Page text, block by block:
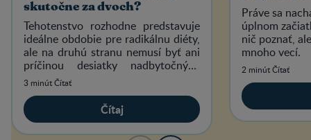
skutočne za dvoch?
Tehotenstvo rozhodne predstavuje
ideálne obdobie pre radikálnu diéty,
ale na druhú stranu nemusí byť ani
príčinou desiatky nadbytočných
kilogramov.
3 minút Čítať
Čítaj
Práve sa
úplnom
nič poznať,
mnoho vecí.
2 minút Čítať